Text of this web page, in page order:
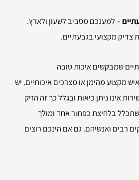
– למענכם מסביב לשעון ולארץ.
צדיק מקצועי בגבעתיים.
שמבקשים איכות טובה
מקצוע מהימן או מצרכים איכותיים. יש
אינו ניתן כיאות ובגלל כך זה הזיק
בלחיצת כפתור אחד ומולך
רבים ואנשיהם. גם אם הינכם רוצים